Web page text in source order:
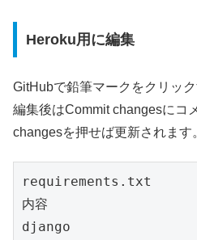
Heroku用に編集
GitHubで鉛筆マークをクリッ
編集後はCommit changesにコ
changesを押せば更新されます
requirements.txt
内容
django